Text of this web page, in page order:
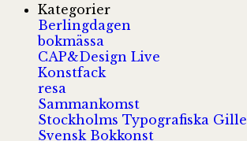
Kategorier
Berlingdagen
bokmässa
CAP&Design Live
Konstfack
resa
Sammankomst
Stockholms Typografiska Gille
Svensk Bokkonst